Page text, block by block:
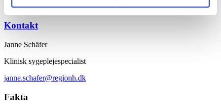
Abdominalcenter K
Kontakt
Janne Schäfer
Klinisk sygeplejespecialist
janne.schafer@regionh.dk
Fakta